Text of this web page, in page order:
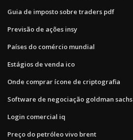
Guia de imposto sobre traders pdf
Previsão de ações insy
Países do comércio mundial
Estágios de venda ico
Onde comprar ícone de criptografia
Software de negociação goldman sachs
Login comercial iq
Preço do petróleo vivo brent